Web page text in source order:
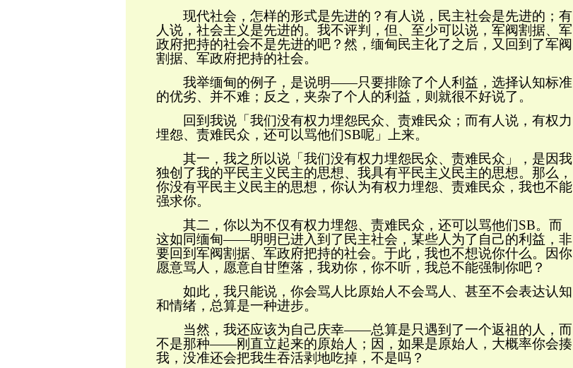
现代社会，怎样的形式是先进的？有人说，民主社会是先进的；有
人说，社会主义是先进的。我不评判，但、至少可以说， 军阀割据、军
政府把持的社会不是先进的吧？然，缅甸民主化了之后，又回到了军阀
割据、军政府把持的社会。
我举缅甸的例子，是说明——只要排除了个人利益，选择认知标准
的优劣、并不难；反之，夹杂了个人的利益，则就很不好说了。
回到 我说「我们没有权力埋怨民众、责难民众 ；而有人说，有权力
埋怨、责难民众， 还可以骂他们SB呢」上来。
其一，我之所以说「我们没有权力埋怨民众、责难民众」，是因我
独创了我的平民主义民主的思想、我具有平民主义民主的思想。那么，
你没有平民主义民主的思想，你认为有权力埋怨、责难民众， 我也不能
强求你。
其二，你以为不仅有权力埋怨、责难民众，还可以骂他们SB。而
这如同缅甸——明明已进入到了民主社会，某些人为了自己的利益，非
要回到军阀割据、军政府把持的社会。于此，我也不想说你什么。因你
愿意骂人，愿意自甘堕落，我劝你，你不听，我总不能强制你吧？
如此，我只能说，你会骂人比原始人不会骂人、甚至不会表达认知
和情绪，总算是一种进步。
当然，我还应该为自己庆幸——总算是只遇到了一个返祖的人，而
不是那种——刚直立起来的原始人；因，如果是原始人，大概率你会揍
我，没准还会把我生吞活剥地吃掉，不是吗？